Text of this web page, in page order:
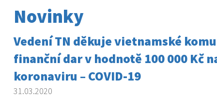
Novinky
Vedení TN děkuje vietnamské
finanční dar v hodnotě 100 000 Kč
koronaviru – COVID-19
31.03.2020